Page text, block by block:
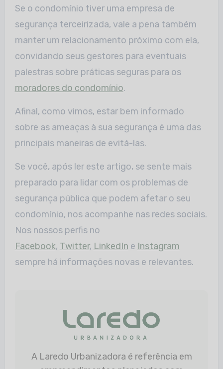
Se o condomínio tiver uma empresa de
segurança terceirizada, vale a pena também
manter um relacionamento próximo com ela,
convidando seus gestores para eventuais
palestras sobre práticas seguras para os
moradores do condomínio.
Afinal, como vimos, estar bem informado
sobre as ameaças à sua segurança é uma das
principais maneiras de evitá-las.
Se você, após ler este artigo, se sente mais
preparado para lidar com os problemas de
segurança pública que podem afetar o seu
condomínio, nos acompanhe nas redes sociais.
Nos nossos perfis no
Facebook, Twitter, LinkedIn e Instagram
sempre há informações novas e relevantes.
A Laredo Urbanizadora é referência em